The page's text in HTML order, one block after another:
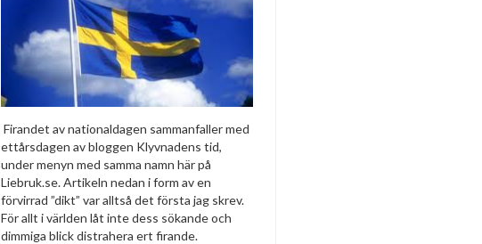
Firandet av nationaldagen sammanfaller med
ettårsdagen av bloggen Klyvnadens tid,
under menyn med samma namn här på
Liebruk.se. Artikeln nedan i form av en
förvirrad ”dikt” var alltså det första jag skrev.
För allt i världen låt inte dess sökande och
dimmiga blick distrahera ert firande.